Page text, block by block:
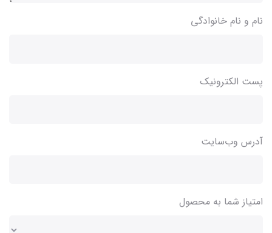
نام و نام خانوادگی
پست الکترونیک
آدرس وب‌سایت
امتیاز شما به محصول